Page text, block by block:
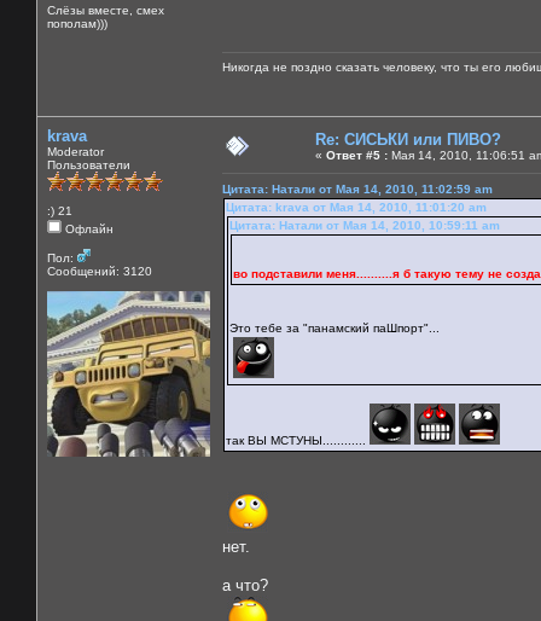
Слёзы вместе, смех
пополам)))
Никогда не поздно сказать человеку, что ты его
krava
Moderator
Пользователи
:) 21
Офлайн
Пол:
Сообщений: 3120
Re: СИСЬКИ или ПИВО?
« Ответ #5 : Мая 14, 2010, 11:06:51
Цитата: Натали от Мая 14, 2010, 11:02:59 am
Цитата: krava от Мая 14, 2010, 11:01:20 am
Цитата: Натали от Мая 14, 2010, 10:59:11 am
во подставили меня..........я б такую тему не
Это тебе за "панамский паШпорт"...
так ВЫ МСТУНЫ............
нет.
а что?